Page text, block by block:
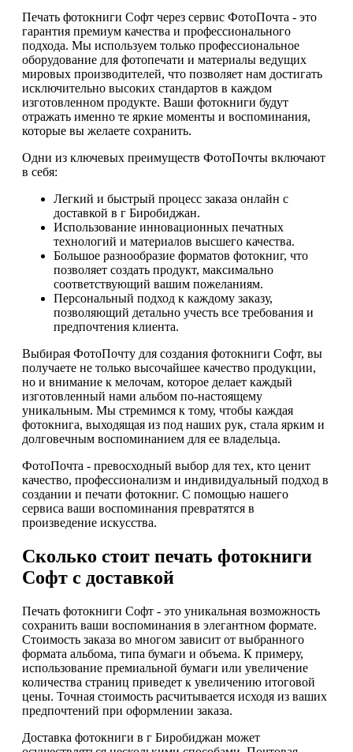
Печать фотокниги Софт через сервис ФотоПочта - это
гарантия премиум качества и профессионального
подхода. Мы используем только профессиональное
оборудование для фотопечати и материалы ведущих
мировых производителей, что позволяет нам достигать
исключительно высоких стандартов в каждом
изготовленном продукте. Ваши фотокниги будут
отражать именно те яркие моменты и воспоминания,
которые вы желаете сохранить.
Одни из ключевых преимуществ ФотоПочты включают
в себя:
Легкий и быстрый процесс заказа онлайн с
доставкой в г Биробиджан.
Использование инновационных печатных
технологий и материалов высшего качества.
Большое разнообразие форматов фотокниг, что
позволяет создать продукт, максимально
соответствующий вашим пожеланиям.
Персональный подход к каждому заказу,
позволяющий детально учесть все требования и
предпочтения клиента.
Выбирая ФотоПочту для создания фотокниги Софт, вы
получаете не только высочайшее качество продукции,
но и внимание к мелочам, которое делает каждый
изготовленный нами альбом по-настоящему
уникальным. Мы стремимся к тому, чтобы каждая
фотокнига, выходящая из под наших рук, стала ярким и
долговечным воспоминанием для ее владельца.
ФотоПочта - превосходный выбор для тех, кто ценит
качество, профессионализм и индивидуальный подход в
создании и печати фотокниг. С помощью нашего
сервиса ваши воспоминания превратятся в
произведение искусства.
Сколько стоит печать фотокниги
Софт с доставкой
Печать фотокниги Софт - это уникальная возможность
сохранить ваши воспоминания в элегантном формате.
Стоимость заказа во многом зависит от выбранного
формата альбома, типа бумаги и объема. К примеру,
использование премиальной бумаги или увеличение
количества страниц приведет к увеличению итоговой
цены. Точная стоимость расчитывается исходя из ваших
предпочтений при оформлении заказа.
Доставка фотокниги в г Биробиджан может